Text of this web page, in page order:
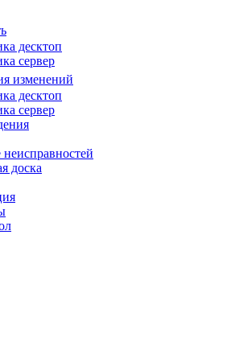
десктоп
сервер
изменений
десктоп
сервер
неисправностей
доска